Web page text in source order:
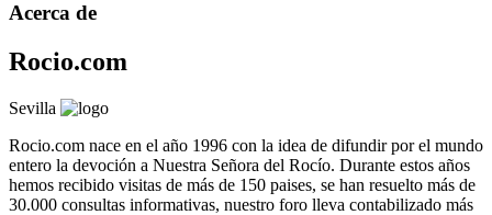
Acerca de
Rocio.com
Sevilla
Rocio.com nace en el año 1996 con la idea de difundir por el mundo
entero la devoción a Nuestra Señora del Rocío. Durante estos años
hemos recibido visitas de más de 150 paises, se han resuelto más de
30.000 consultas informativas, nuestro foro lleva contabilizado más